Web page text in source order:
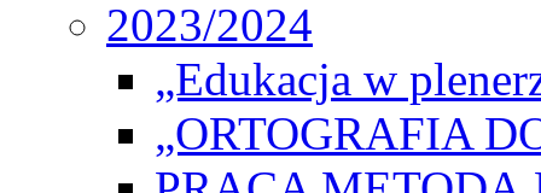
2023/2024
„Edukacja w
„ORTOGRAFIA